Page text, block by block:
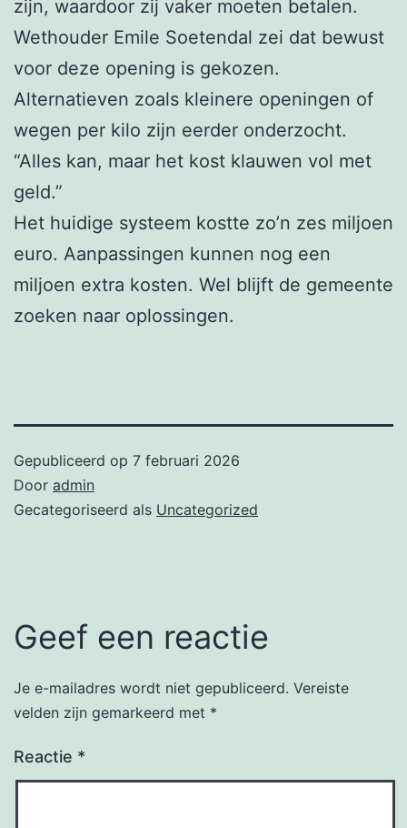
zijn, waardoor zij vaker moeten betalen.
Wethouder Emile Soetendal zei dat bewust
voor deze opening is gekozen.
Alternatieven zoals kleinere openingen of
wegen per kilo zijn eerder onderzocht.
“Alles kan, maar het kost klauwen vol met
geld.”
Het huidige systeem kostte zo’n zes miljoen
euro. Aanpassingen kunnen nog een
miljoen extra kosten. Wel blijft de gemeente
zoeken naar oplossingen.
Gepubliceerd op 7 februari 2026
Door admin
Gecategoriseerd als Uncategorized
Geef een reactie
Je e-mailadres wordt niet gepubliceerd. Vereiste
velden zijn gemarkeerd met *
Reactie *